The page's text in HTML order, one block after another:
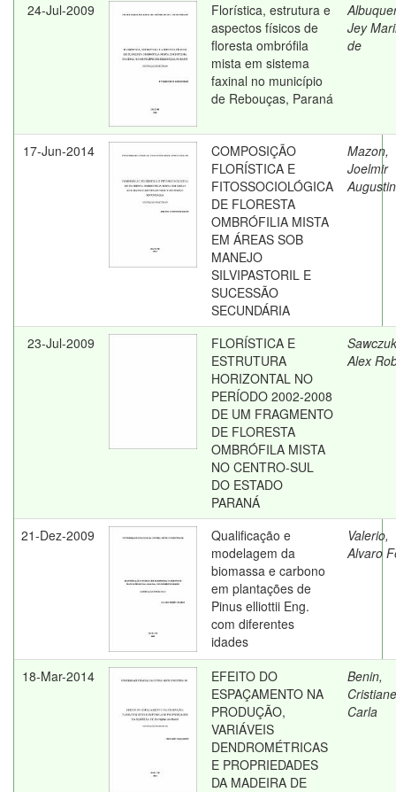
24-Jul-2009
Florística, estrutura e
aspectos físicos de
floresta ombrófila
mista em sistema
faxinal no município
de Rebouças, Paraná
Jey
de
17-Jun-2014
COMPOSIÇÃO
FLORÍSTICA E
FITOSSOCIOLÓGICA
DE FLORESTA
OMBRÓFILIA MISTA
EM ÁREAS SOB
MANEJO
SILVIPASTORIL E
SUCESSÃO
SECUNDÁRIA
Mazon,
Joelmir
23-Jul-2009
FLORÍSTICA E
ESTRUTURA
HORIZONTAL NO
PERÍODO 2002-2008
DE UM FRAGMENTO
DE FLORESTA
OMBRÓFILA MISTA
NO CENTRO-SUL
DO ESTADO
PARANÁ
Alex
21-Dez-2009
Qualificação e
modelagem da
biomassa e carbono
em plantações de
Pinus elliottii Eng.
com diferentes
idades
Valerio,
Alvaro
18-Mar-2014
EFEITO DO
ESPAÇAMENTO NA
PRODUÇÃO,
VARIÁVEIS
DENDROMÉTRICAS
E PROPRIEDADES
DA MADEIRA DE
Benin,
Cristiane
Carla